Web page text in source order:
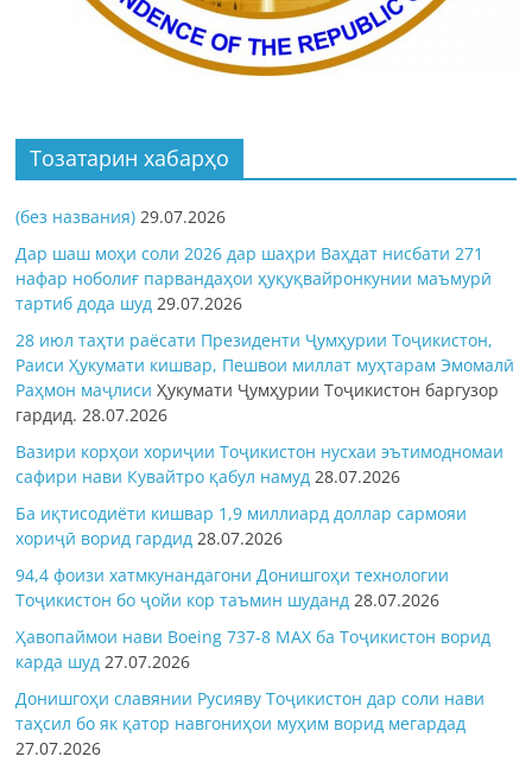
Тозатарин хабарҳо
(без названия) 29.07.2026
Дар шаш моҳи соли 2026 дар шаҳри Ваҳдат нисбати 271
нафар ноболиғ парвандаҳои ҳуқуқвайронкунии маъмурӣ
тартиб дода шуд 29.07.2026
28 июл таҳти раёсати Президенти Ҷумҳурии Тоҷикистон,
Раиси Ҳукумати кишвар, Пешвои миллат муҳтарам Эмомалӣ
Раҳмон маҷлисиҲукумати Ҷумҳурии Тоҷикистон баргузор
гардид.28.07.2026
Вазири корҳои хориҷии Тоҷикистон нусхаи эътимодномаи
сафири нави Кувайтро қабул намуд 28.07.2026
Ба иқтисодиёти кишвар 1,9 миллиард доллар сармояи
хориҷӣ ворид гардид 28.07.2026
94,4 фоизи хатмкунандагони Донишгоҳи технологии
Тоҷикистон бо ҷойи кор таъмин шуданд 28.07.2026
Ҳавопаймои нави Boeing 737-8 MAX ба Тоҷикистон ворид
карда шуд 27.07.2026
Донишгоҳи славянии Русияву Тоҷикистон дар соли нави
таҳсил бо як қатор навгониҳои муҳим ворид мегардад
27.07.2026